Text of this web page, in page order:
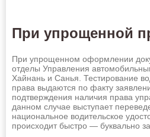
При упрощенной
При упрощенном оформлении
отделы Управления
Хайнань и Санья. Тестирование
права выдаются по факту
подтверждения наличия права
данном случае выступает
национальное водительское
происходит быстро — буквально
Оставить
Нижнекамск
Новомосковск
Новосибирск
Новочеркасск
Новый Уренгой